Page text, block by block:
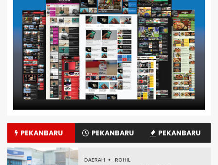
PEKANBARU PEKANBARU PEKANBARU
DAERAH ROHIL